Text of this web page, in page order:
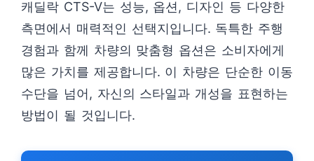
캐딜락 CTS-V는 성능, 옵션, 디자인 등 다양한
측면에서 매력적인 선택지입니다. 독특한 주행
경험과 함께 차량의 맞춤형 옵션은 소비자에게
많은 가치를 제공합니다. 이 차량은 단순한 이동
수단을 넘어, 자신의 스타일과 개성을 표현하는
방법이 될 것입니다.